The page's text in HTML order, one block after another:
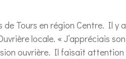
de Tours en région Centre. Il y
locale. « J’appréciais
ouvrière. Il faisait